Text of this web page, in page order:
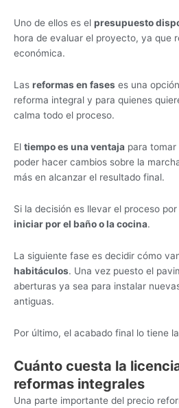
Uno de ellos es el presupuesto
hora de evaluar el proyecto, ya que
económica.
Las reformas en fases es una
reforma integral y para quienes
calma todo el proceso.
El tiempo es una ventaja para tomar
poder hacer cambios sobre la
más en alcanzar el resultado final.
Si la decisión es llevar el proceso
iniciar por el baño o la cocina.
La siguiente fase es decidir cómo
habitáculos. Una vez puesto el
aberturas ya sea para instalar
antiguas.
Por último, el acabado final lo tiene
Cuánto cuesta la
reformas integrales
Una parte importante del precio